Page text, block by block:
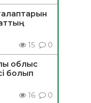
15 0
облыс
болып
16 0